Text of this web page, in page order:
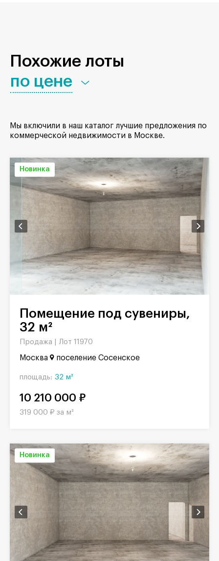
Похожие лоты
по цене
Мы включили в наш каталог лучшие предложения по
коммерческой недвижимости в Москве.
Новинка
Помещение под сувениры,
32 м²
Продажа | Лот 11970
Москва поселение Сосенское
площадь: 32 м²
10 210 000 ₽
319 000 ₽ за м²
Новинка